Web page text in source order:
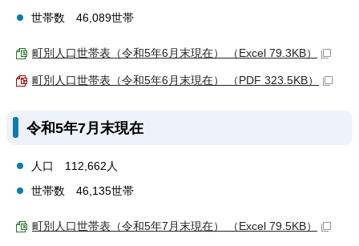
世帯数 46,089世帯
町別人口世帯表（令和5年6月末現在） （Excel 79.3KB）
町別人口世帯表（令和5年6月末現在） （PDF 323.5KB）
令和5年7月末現在
人口 112,662人
世帯数 46,135世帯
町別人口世帯表（令和5年7月末現在） （Excel 79.5KB）